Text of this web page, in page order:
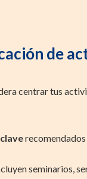
de
centrar tus
seminarios,